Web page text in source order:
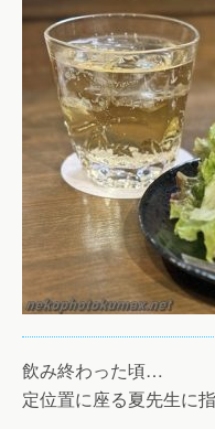
飲み終わった頃…
定位置に座る夏先生に